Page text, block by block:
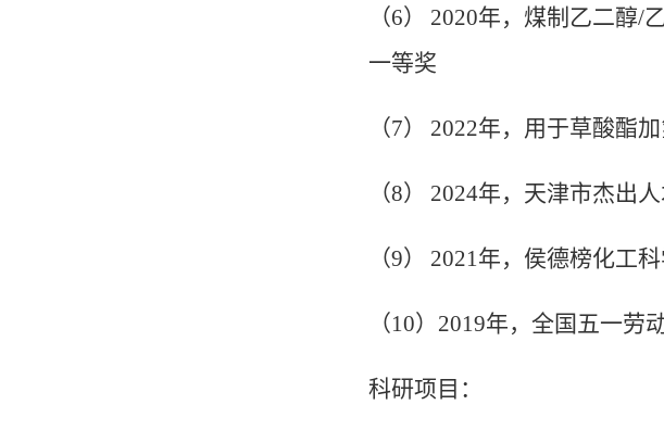
（6） 2020年，煤制乙二醇/
一等奖
（7） 2022年，用于草酸酯
（8） 2024年，天津市杰出
（9） 2021年，侯德榜化工
（10） 2019年，全国五一劳
科研项目：